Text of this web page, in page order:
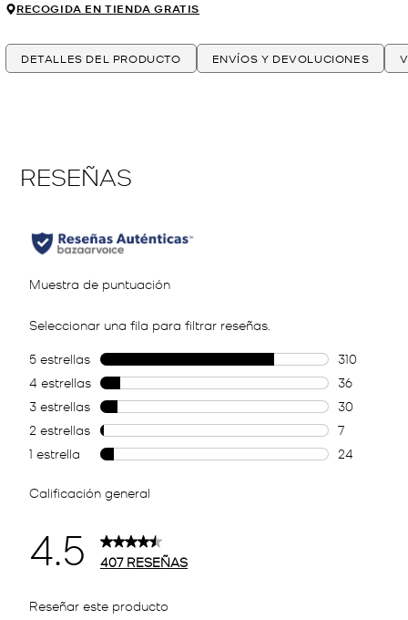
RECOGIDA EN TIENDA GRATIS
DETALLES DEL PRODUCTO ENVÍOS Y DEVOLUCIONES